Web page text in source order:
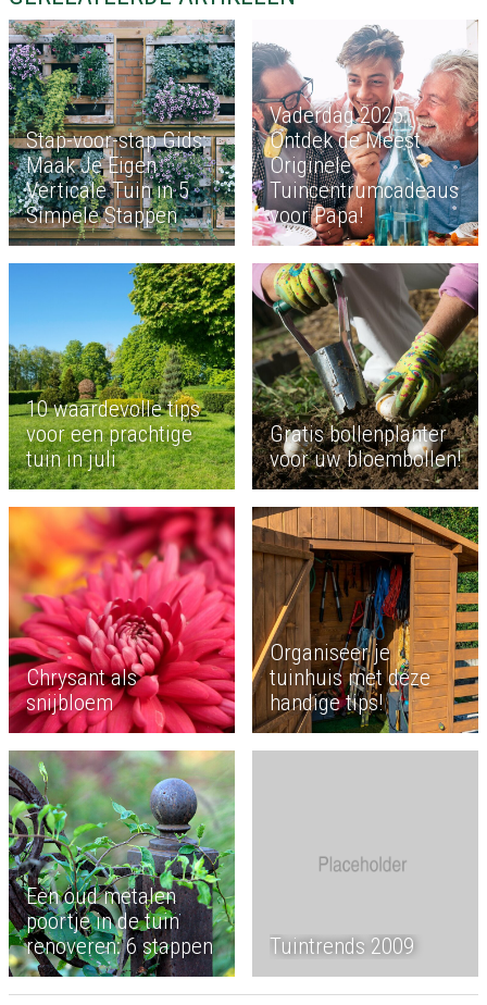
Stap-voor-stap Gids:
Maak Je Eigen
Verticale Tuin in 5
Simpele Stappen
Vaderdag 2025:
Ontdek de Meest
Originele
Tuincentrumcadeaus
voor Papa!
10 waardevolle tips
voor een prachtige
tuin in juli
Gratis bollenplanter
voor uw bloembollen!
Chrysant als
snijbloem
Organiseer je
tuinhuis met deze
handige tips!
Een oud metalen
poortje in de tuin
renoveren: 6 stappen
Tuintrends 2009